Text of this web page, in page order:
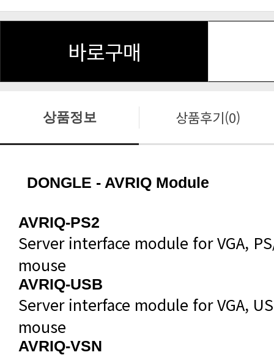
바로구매
상품정보 상품후기(0)
DONGLE - AVRIQ Module
AVRIQ-PS2
mouse
AVRIQ-USB
mouse
AVRIQ-VSN